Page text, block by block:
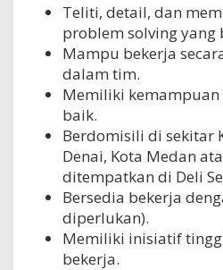
Teliti, detail, dan
problem solving yang
Mampu bekerja
dalam tim.
Memiliki
baik.
Berdomisili di sekitar
Denai, Kota Medan
ditempatkan di Deli
Bersedia bekerja
diperlukan).
Memiliki inisiatif
bekerja.